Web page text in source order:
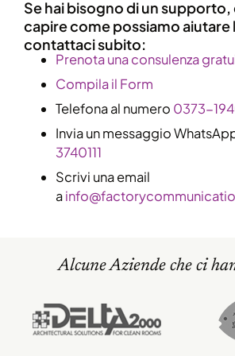
Se hai bisogno di un
capire come possiamo aiutare
contattaci subito:
​Prenota una consulenza
Compila il Form
Telefona al numero 0373-
Invia un messaggio
3740111
Scrivi una email
a
Alcune Aziende che ci